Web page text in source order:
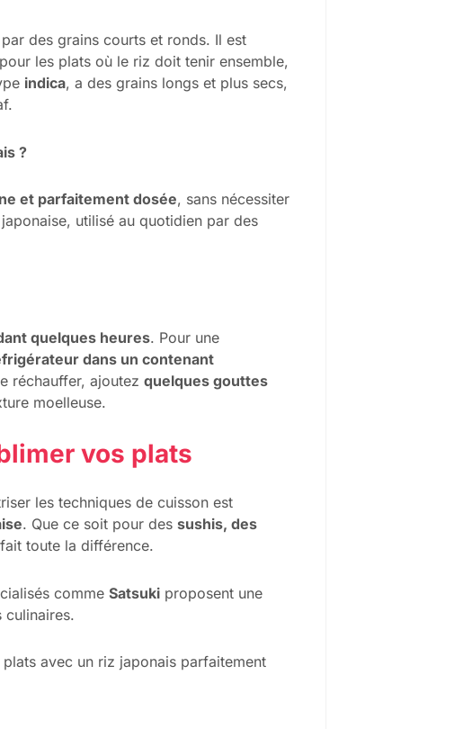
des grains courts et ronds. Il est
les plats où le riz doit tenir ensemble,
indica, a des grains longs et plus secs,
?
et parfaitement dosée, sans nécessiter
utilisé au quotidien par des
quelques heures. Pour une
dans un contenant
réchauffer, ajoutez quelques gouttes
moelleuse.
vos plats
les techniques de cuisson est
. Que ce soit pour des sushis, des
fait toute la différence.
comme Satsuki proposent une
culinaires.
avec un riz japonais parfaitement